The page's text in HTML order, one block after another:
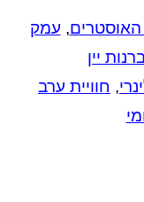
,עמק
יין
,חוויית ערב